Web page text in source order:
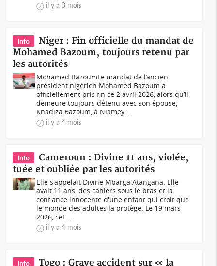
il y a 3 mois
Info
Niger : Fin officielle du mandat de
Mohamed Bazoum, toujours retenu par
les autorités
Mohamed BazoumLe mandat de l’ancien
président nigérien Mohamed Bazoum a
officiellement pris fin ce 2 avril 2026, alors qu’il
demeure toujours détenu avec son épouse,
Khadiza Bazoum, à Niamey...
il y a 4 mois
Info
Cameroun : Divine 11 ans, violée,
tuée et oubliée par les autorités
Elle s'appelait Divine Mbarga Atangana. Elle
avait 11 ans, des cahiers sous le bras et la
confiance innocente d'une enfant qui croit que
le monde des adultes la protège. Le 19 mars
2026, cet...
il y a 4 mois
Info
Togo : Grave accident sur « la